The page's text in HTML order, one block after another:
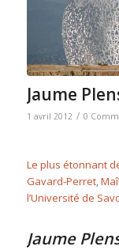
Jaume
1 avril 2012 / 0
Le plus étonnant
Gavard-Perret,
l’Université de
Jaume